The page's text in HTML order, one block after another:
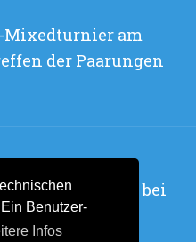
Benutzer-
Infos
Mixedturnier am
der Paarungen
mit viel Freude bei